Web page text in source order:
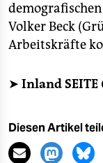
Volker Beck
Arbeitskräfte
➤ Inland SEITE
Diesen Artikel